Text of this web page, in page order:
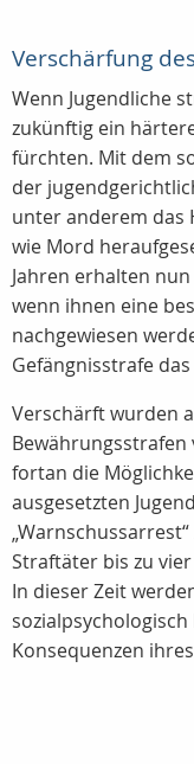
Verschärfung
Wenn Jugendliche
zukünftig ein
fürchten. Mit dem
der
unter anderem das
wie Mord
Jahren erhalten
wenn ihnen eine
nachgewiesen
Gefängnisstrafe
Verschärft wurden
Bewährungsstrafen
fortan die
ausgesetzten
Straftäter bis zu
In dieser Zeit
Konsequenzen